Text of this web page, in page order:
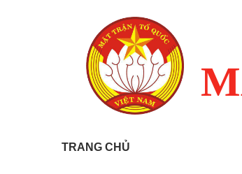
TRANG CHỦ